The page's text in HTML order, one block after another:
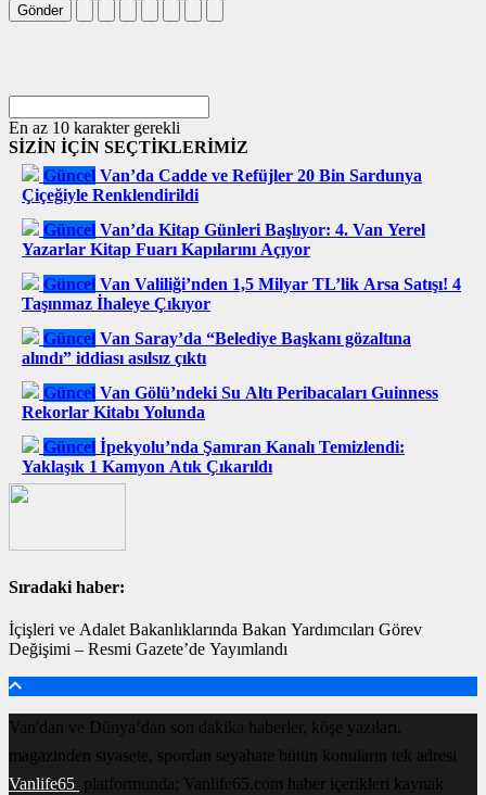
Gönder
En az 10 karakter gerekli
SİZİN İÇİN SEÇTİKLERİMİZ
Güncel Van’da Cadde ve Refüjler 20 Bin Sardunya
Çiçeğiyle Renklendirildi
Güncel Van’da Kitap Günleri Başlıyor: 4. Van Yerel
Yazarlar Kitap Fuarı Kapılarını Açıyor
Güncel Van Valiliği’nden 1,5 Milyar TL’lik Arsa Satışı! 4
Taşınmaz İhaleye Çıkıyor
Güncel Van Saray’da “Belediye Başkanı gözaltına
alındı” iddiası asılsız çıktı
Güncel Van Gölü’ndeki Su Altı Peribacaları Guinness
Rekorlar Kitabı Yolunda
Güncel İpekyolu’nda Şamran Kanalı Temizlendi:
Yaklaşık 1 Kamyon Atık Çıkarıldı
Sıradaki haber:
İçişleri ve Adalet Bakanlıklarında Bakan Yardımcıları Görev
Değişimi – Resmi Gazete’de Yayımlandı
Van'dan ve Dünya’dan son dakika haberler, köşe yazıları,
magazinden siyasete, spordan seyahate bütün konuların tek adresi
Vanlife65 platformunda; Vanlife65.com haber içerikleri kaynak